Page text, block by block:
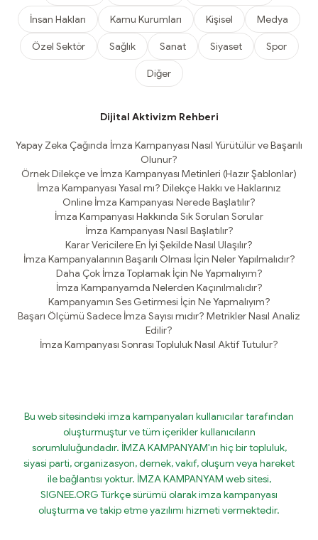
İnsan Hakları Kamu Kurumları Kişisel Medya
Özel Sektör Sağlık Sanat Siyaset Spor
Diğer
Dijital Aktivizm Rehberi
Yapay Zeka Çağında İmza Kampanyası Nasıl Yürütülür ve Başarılı
Olunur?
Örnek Dilekçe ve İmza Kampanyası Metinleri (Hazır Şablonlar)
İmza Kampanyası Yasal mı? Dilekçe Hakkı ve Haklarınız
Online İmza Kampanyası Nerede Başlatılır?
İmza Kampanyası Hakkında Sık Sorulan Sorular
İmza Kampanyası Nasıl Başlatılır?
Karar Vericilere En İyi Şekilde Nasıl Ulaşılır?
İmza Kampanyalarının Başarılı Olması İçin Neler Yapılmalıdır?
Daha Çok İmza Toplamak İçin Ne Yapmalıyım?
İmza Kampanyamda Nelerden Kaçınılmalıdır?
Kampanyamın Ses Getirmesi İçin Ne Yapmalıyım?
Başarı Ölçümü Sadece İmza Sayısı mıdır? Metrikler Nasıl Analiz
Edilir?
İmza Kampanyası Sonrası Topluluk Nasıl Aktif Tutulur?
Bu web sitesindeki imza kampanyaları kullanıcılar tarafından
oluşturmuştur ve tüm içerikler kullanıcıların
sorumluluğundadır. İMZA KAMPANYAM'ın hiç bir topluluk,
siyasi parti, organizasyon, dernek, vakıf, oluşum veya hareket
ile bağlantısı yoktur. İMZA KAMPANYAM web sitesi,
SIGNEE.ORG Türkçe sürümü olarak imza kampanyası
oluşturma ve takip etme yazılımı hizmeti vermektedir.